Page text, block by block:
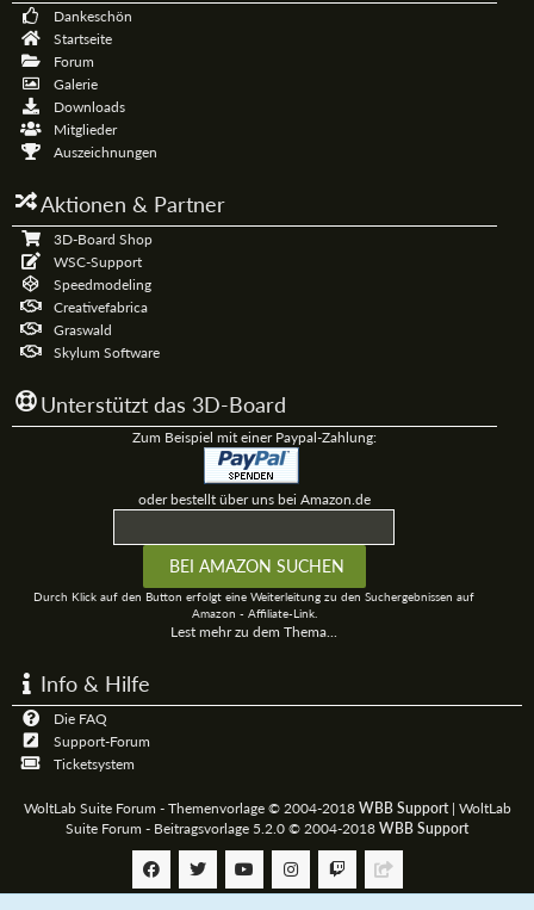
Dankeschön
Startseite
Forum
Galerie
Downloads
Mitglieder
Auszeichnungen
Aktionen & Partner
3D-Board Shop
WSC-Support
Speedmodeling
Creativefabrica
Graswald
Skylum Software
Unterstützt das 3D-Board
Zum Beispiel mit einer Paypal-Zahlung:
oder bestellt über uns bei Amazon.de
Durch Klick auf den Button erfolgt eine Weiterleitung zu den Suchergebnissen auf
Amazon - Affiliate-Link.
Lest mehr zu dem Thema...
Info & Hilfe
Die FAQ
Support-Forum
Ticketsystem
WoltLab Suite Forum - Themenvorlage © 2004-2018 WBB Support| WoltLab
Suite Forum - Beitragsvorlage 5.2.0 © 2004-2018 WBB Support